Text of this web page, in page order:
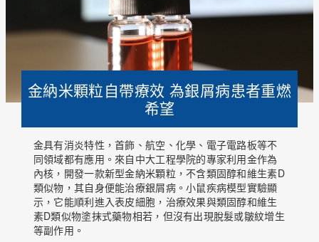
金納米顆粒自帶療效 為銀屑病患者重燃
希望
金具有消炎特性，首飾、航空、化學、電子電路板等不
同領域都有應用。來自中大工程學院的專家利用金作為
內核，開發一款新型金納米顆粒，不含類固醇和維生素D
類似物，其自身便能治療銀屑病。小鼠疾病模型實驗顯
示，它能順利進入表皮細胞，治療效果與類固醇和維生
素D類似物塗抹式藥物相若，但沒有出現脫髮或皺紋增生
等副作用。